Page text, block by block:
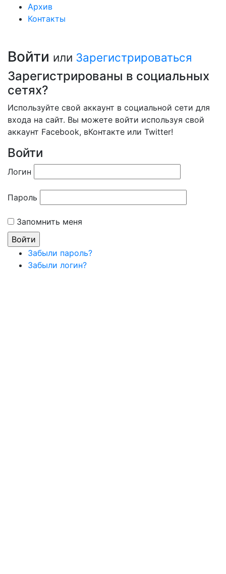
Архив
Контакты
Войти или Зарегистрироваться
Зарегистрированы в социальных
сетях?
Используйте свой аккаунт в социальной сети для
входа на сайт. Вы можете войти используя свой
аккаунт Facebook, вКонтакте или Twitter!
Войти
Логин
Пароль
Запомнить меня
Забыли пароль?
Забыли логин?